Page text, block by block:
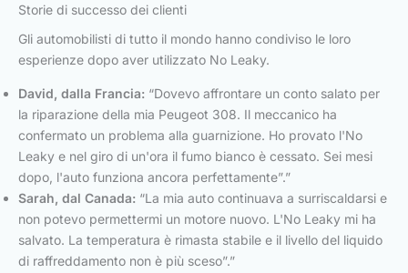
Storie di successo dei clienti
Gli automobilisti di tutto il mondo hanno condiviso le loro
esperienze dopo aver utilizzato No Leaky.
David, dalla Francia: “Dovevo affrontare un conto salato per
la riparazione della mia Peugeot 308. Il meccanico ha
confermato un problema alla guarnizione. Ho provato l'No
Leaky e nel giro di un'ora il fumo bianco è cessato. Sei mesi
dopo, l'auto funziona ancora perfettamente”.”
Sarah, dal Canada: “La mia auto continuava a surriscaldarsi e
non potevo permettermi un motore nuovo. L'No Leaky mi ha
salvato. La temperatura è rimasta stabile e il livello del liquido
di raffreddamento non è più sceso”.”